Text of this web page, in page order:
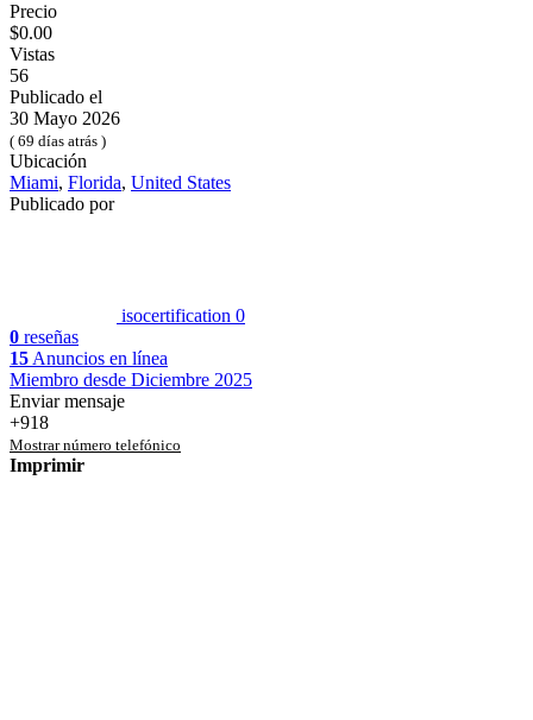
Precio
$0.00
Vistas
56
Publicado el
30 Mayo 2026
( 69 días atrás )
Ubicación
Miami, Florida, United States
Publicado por
isocertification 0
0 reseñas
15 Anuncios en línea
Miembro desde Diciembre 2025
Enviar mensaje
+918
Mostrar número telefónico
Imprimir